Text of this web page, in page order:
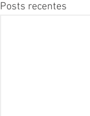
Posts recentes